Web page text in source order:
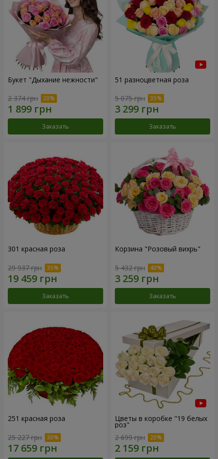
Букет "Дыхание нежности"
2 374 грн
Заказать
51 разноцветная роза
5 075 грн
Заказать
301 красная роза
29 937 грн
Заказать
Корзина "Розовый вихрь"
5 432 грн
Заказать
251 красная роза
25 227 грн
Цветы в коробке "19 белых
роз"
2 699 грн